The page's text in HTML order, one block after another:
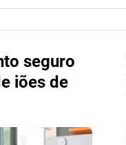
seguro
iões de